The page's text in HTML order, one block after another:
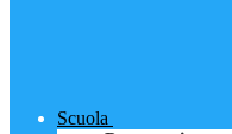
Scuola